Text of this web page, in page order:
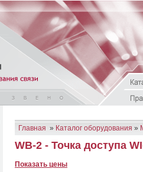
Главная » Каталог оборудования »
WB-2 - Точка доступа
Показать цены